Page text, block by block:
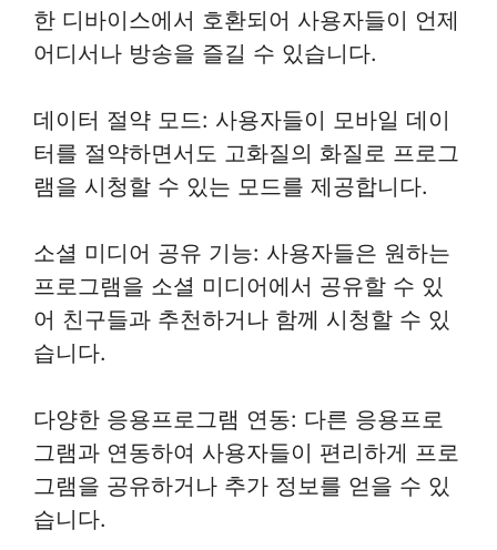
한 디바이스에서 호환되어 사용자들이 언제
어디서나 방송을 즐길 수 있습니다.
데이터 절약 모드: 사용자들이 모바일 데이
터를 절약하면서도 고화질의 화질로 프로그
램을 시청할 수 있는 모드를 제공합니다.
소셜 미디어 공유 기능: 사용자들은 원하는
프로그램을 소셜 미디어에서 공유할 수 있
어 친구들과 추천하거나 함께 시청할 수 있
습니다.
다양한 응용프로그램 연동: 다른 응용프로
그램과 연동하여 사용자들이 편리하게 프로
그램을 공유하거나 추가 정보를 얻을 수 있
습니다.